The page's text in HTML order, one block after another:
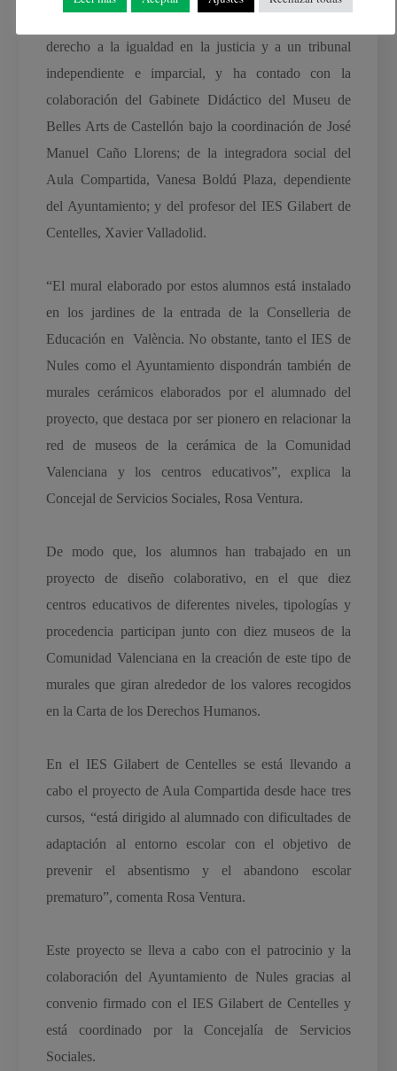
derecho a la igualdad en la justicia y a un tribunal
independiente e imparcial, y ha contado con la
colaboración del Gabinete Didáctico del Museu de
Belles Arts de Castellón bajo la coordinación de José
Manuel Caño Llorens; de la integradora social del
Aula Compartida, Vanesa Boldú Plaza, dependiente
del Ayuntamiento; y del profesor del IES Gilabert de
Centelles, Xavier Valladolid.
“El mural elaborado por estos alumnos está instalado
en los jardines de la entrada de la Conselleria de
Educación en València. No obstante, tanto el IES de
Nules como el Ayuntamiento dispondrán también de
murales cerámicos elaborados por el alumnado del
proyecto, que destaca por ser pionero en relacionar la
red de museos de la cerámica de la Comunidad
Valenciana y los centros educativos”, explica la
Concejal de Servicios Sociales, Rosa Ventura.
De modo que, los alumnos han trabajado en un
proyecto de diseño colaborativo, en el que diez
centros educativos de diferentes niveles, tipologías y
procedencia participan junto con diez museos de la
Comunidad Valenciana en la creación de este tipo de
murales que giran alrededor de los valores recogidos
en la Carta de los Derechos Humanos.
En el IES Gilabert de Centelles se está llevando a
cabo el proyecto de Aula Compartida desde hace tres
cursos, “está dirigido al alumnado con dificultades de
adaptación al entorno escolar con el objetivo de
prevenir el absentismo y el abandono escolar
prematuro”, comenta Rosa Ventura.
Este proyecto se lleva a cabo con el patrocinio y la
colaboración del Ayuntamiento de Nules gracias al
convenio firmado con el IES Gilabert de Centelles y
está coordinado por la Concejalía de Servicios
Sociales.